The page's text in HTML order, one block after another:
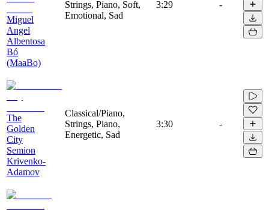
Miguel
Angel
Albentosa
Bó
(MaaBo)
Strings, Piano, Soft,
Emotional, Sad
3:29 -
The
Golden
City
Semion
Krivenko-
Adamov
Classical/Piano,
Strings, Piano,
Energetic, Sad
3:30 -